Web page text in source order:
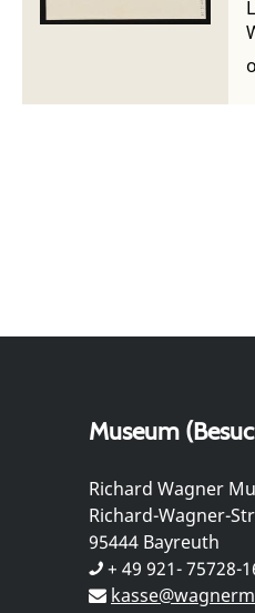
Museum
Richard Wagner
Richard-Wagner-
95444 Bayreuth
+ 49 921- 75728-